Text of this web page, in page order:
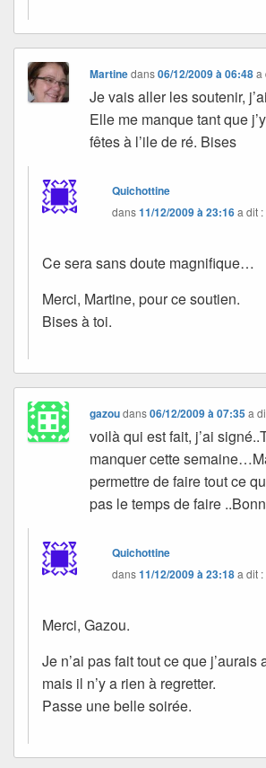
Martinedans06/12/2009 à 06:48 a
Je vais aller les soutenir,
Elle me manque tant que
fêtes à l’ile de ré. Bises
Quichottine
dans11/12/2009 à 23:16a dit :
Ce sera sans doute magnifique…
Merci, Martine, pour ce soutien.
Bises à toi.
gazoudans06/12/2009 à 07:35 a
voilà qui est fait, j’ai
manquer cette
permettre de faire tout ce
pas le temps de faire
Quichottine
dans11/12/2009 à 23:18a dit :
Merci, Gazou.
Je n’ai pas fait tout ce que j’aurais
mais il n’y a rien à regretter.
Passe une belle soirée.